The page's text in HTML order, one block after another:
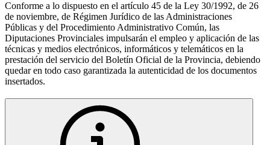
Conforme a lo dispuesto en el artículo 45 de la Ley 30/1992, de 26
de noviembre, de Régimen Jurídico de las Administraciones
Públicas y del Procedimiento Administrativo Común, las
Diputaciones Provinciales impulsarán el empleo y aplicación de las
técnicas y medios electrónicos, informáticos y telemáticos en la
prestación del servicio del Boletín Oficial de la Provincia, debiendo
quedar en todo caso garantizada la autenticidad de los documentos
insertados.